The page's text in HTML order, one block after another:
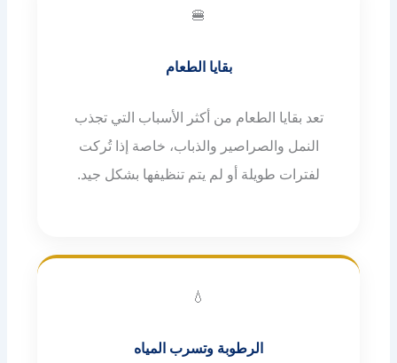
🍔
بقايا الطعام
تعد بقايا الطعام من أكثر الأسباب التي تجذب
النمل والصراصير والذباب، خاصة إذا تُركت
لفترات طويلة أو لم يتم تنظيفها بشكل جيد.
الرطوبة وتسرب المياه